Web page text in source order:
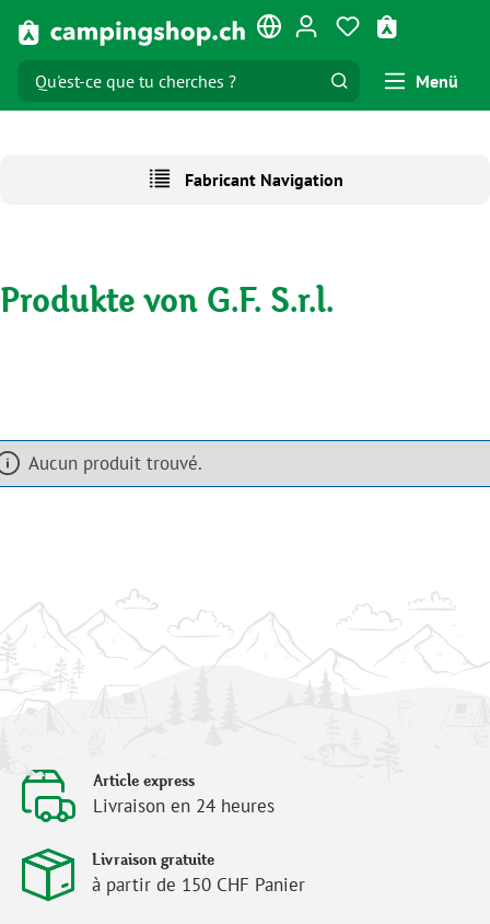
Passer au contenu principal Vous avez 0
Menü
Fabricant Navigation
Produkte von G.F. S.r.l.
Aucun produit trouvé.
Article express
Livraison en 24 heures
Livraison gratuite
à partir de 150 CHF Panier